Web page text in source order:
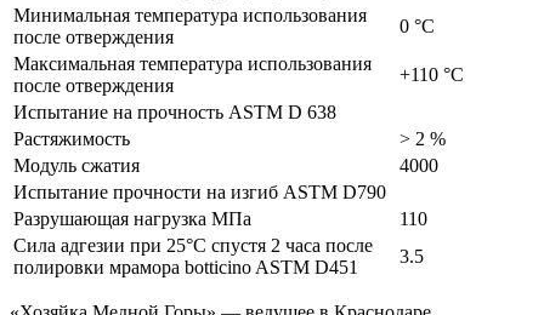
Минимальная температура использования
после отверждения
0 °C
Максимальная температура использования
после отверждения
+110 °C
Испытание на прочность ASTM D 638
Растяжимость
> 2 %
Модуль сжатия
4000
Испытание прочности на изгиб ASTM D790
Разрушающая нагрузка МПа
110
Сила адгезии при 25°С спустя 2 часа после
полировки мрамора botticino ASTM D451
3.5